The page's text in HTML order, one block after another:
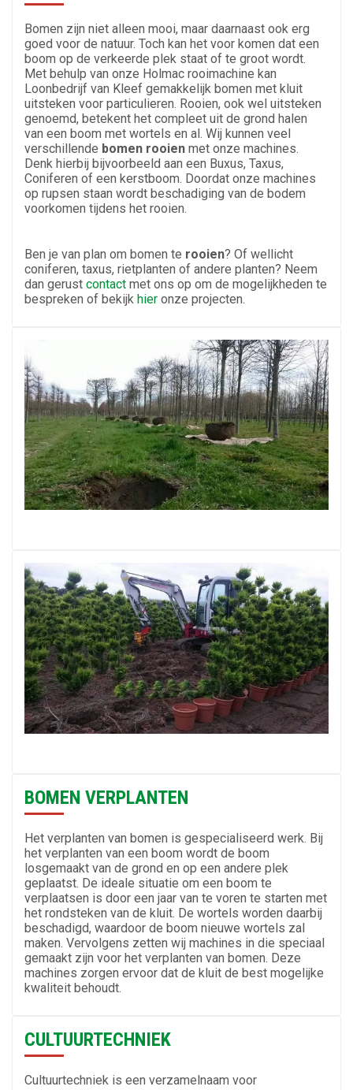
Bomen zijn niet alleen mooi, maar daarnaast ook erg
goed voor de natuur. Toch kan het voor komen dat een
boom op de verkeerde plek staat of te groot wordt.
Met behulp van onze Holmac rooimachine kan
Loonbedrijf van Kleef gemakkelijk bomen met kluit
uitsteken voor particulieren. Rooien, ook wel uitsteken
genoemd, betekent het compleet uit de grond halen
van een boom met wortels en al. Wij kunnen veel
verschillende bomen rooien met onze machines.
Denk hierbij bijvoorbeeld aan een Buxus, Taxus,
Coniferen of een kerstboom. Doordat onze machines
op rupsen staan wordt beschadiging van de bodem
voorkomen tijdens het rooien.
Ben je van plan om bomen te rooien? Of wellicht
coniferen, taxus, rietplanten of andere planten? Neem
dan gerust contact met ons op om de mogelijkheden te
bespreken of bekijk hier onze projecten.
BOMEN VERPLANTEN
Het verplanten van bomen is gespecialiseerd werk. Bij
het verplanten van een boom wordt de boom
losgemaakt van de grond en op een andere plek
geplaatst. De ideale situatie om een boom te
verplaatsen is door een jaar van te voren te starten met
het rondsteken van de kluit. De wortels worden daarbij
beschadigd, waardoor de boom nieuwe wortels zal
maken. Vervolgens zetten wij machines in die speciaal
gemaakt zijn voor het verplanten van bomen. Deze
machines zorgen ervoor dat de kluit de best mogelijke
kwaliteit behoudt.
CULTUURTECHNIEK
Cultuurtechniek is een verzamelnaam voor